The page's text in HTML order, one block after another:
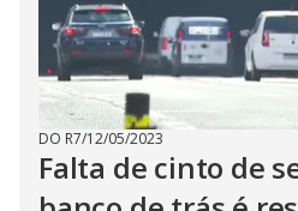
DO R7/12/05/2023
Falta de cinto de